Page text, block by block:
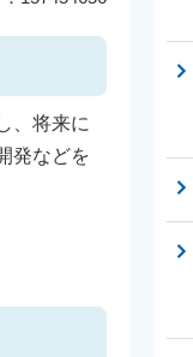
、将来に
発などを